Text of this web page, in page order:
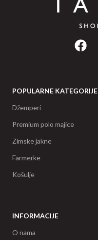
POPULARNE KATEGORIJE
Džemperi
Premium polo majice
Zimske jakne
Farmerke
Košulje
INFORMACIJE
O nama